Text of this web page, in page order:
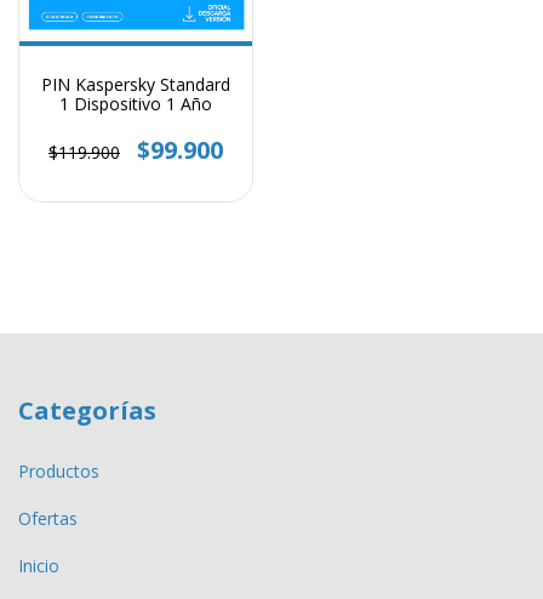
PIN Kaspersky Standard
1 Dispositivo 1 Año
$119.900 $99.900
Categorías
Productos
Ofertas
Inicio